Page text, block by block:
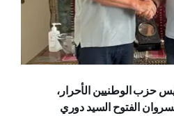
حزب الوطنيين الأحرار،
الفتوح السيد دوري